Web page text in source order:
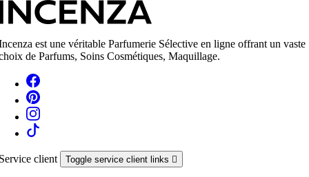
est une véritable Parfumerie Sélective en ligne offrant un vaste
de Parfums, Soins Cosmétiques, Maquillage.
client Toggle service client links 